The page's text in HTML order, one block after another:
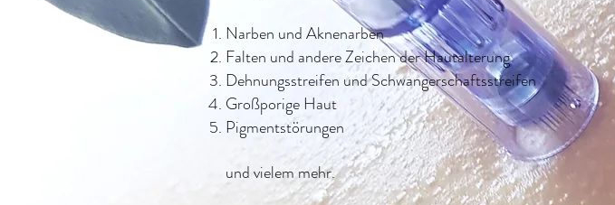
Narben und Aknenarben
Falten und andere Zeichen der Hautalterung
Dehnungsstreifen und Schwangerschaftsstreifen
Großporige Haut
Pigmentstörungen
und vielem mehr.